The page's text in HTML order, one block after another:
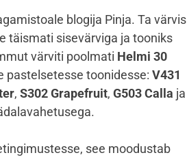
blogija Pinja. Ta värvis
täismati sisevärviga ja tooniks
värviti poolmati Helmi 30
pastelsetesse toonidesse: V431
, S302 Grapefruit, G503 Calla ja
see moodustab